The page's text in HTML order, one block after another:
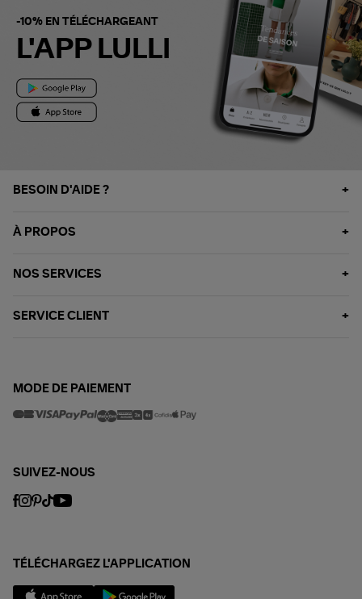
-10% EN TÉLÉCHARGEANT
L'APP LULLI
BESOIN D'AIDE ?
À PROPOS
NOS SERVICES
SERVICE CLIENT
MODE DE PAIEMENT
SUIVEZ-NOUS
TÉLÉCHARGEZ L'APPLICATION